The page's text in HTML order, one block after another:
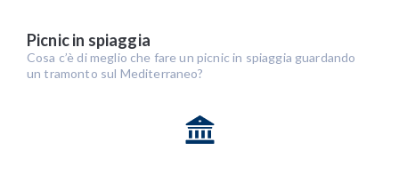
Picnic in spiaggia
Cosa c’è di meglio che fare un picnic in spiaggia guardando
un tramonto sul Mediterraneo?